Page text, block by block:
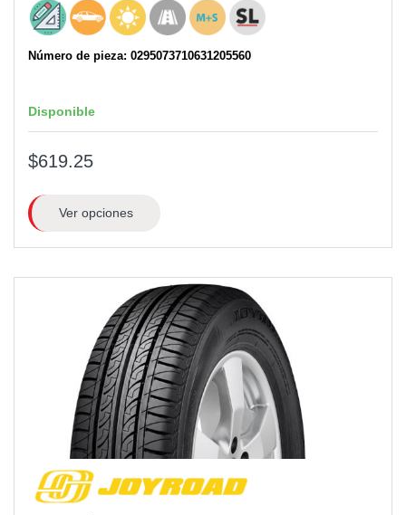
Número de pieza: 0295073710631205560
Disponible
$619.25
Ver opciones